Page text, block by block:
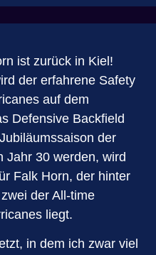
ist zurück in Kiel!
der erfahrene Safety
auf dem
Defensive Backfield
der
Jahr 30 werden, wird
Falk Horn, der hinter
der All-time
liegt.
in dem ich zwar viel